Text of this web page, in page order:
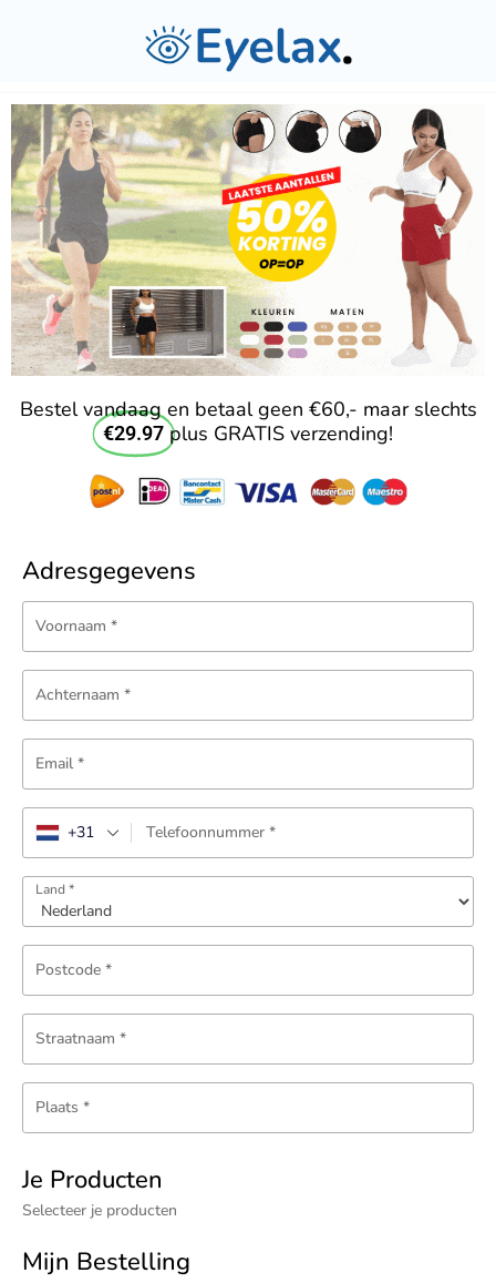
Bestel vandaag en betaal geen €60,- maar slechts
€29.97 plus GRATIS verzending!
Adresgegevens
Voornaam *
Achternaam *
Email *
Telefoonnummer *
+31
Land*
Postcode *
Straatnaam *
Plaats *
Je Producten
Selecteer je producten
Mijn Bestelling